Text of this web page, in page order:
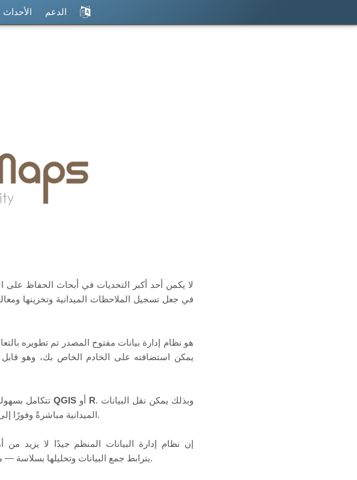
الأحداث الدعم
لا يكمن أحد أكبر التحديات في أبحاث الحفاظ على
يمكن استضافته على الخادم الخاص بك، وهو
QGIS R. وبذلك يمكن نقل البيانات
الميدانية مباشرةً وفورًا إلى النظام، مما يقلل من الأخطاء ويحد من الوقت المستغرق في المعالجة اللاحقة.
إن نظام إدارة البيانات المنظم جيدًا لا يزيد
OpenBioMaps، يترابط جمع البيانات وتحليلها بسلاسة — مما يتيح مزيدًا من الوقت لما يهم حقًا: مراقبة الطبيعة وحمايتها.